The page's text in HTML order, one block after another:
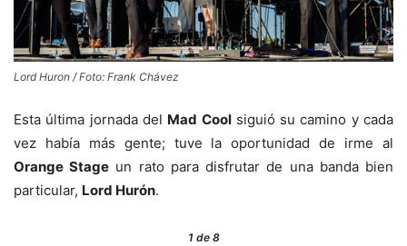
Lord Huron / Foto: Frank Chávez
Esta última jornada del Mad Coolsiguió su camino y cada
vez había más gente; tuve la oportunidad de irme al
Orange Stage un rato para disfrutar de una banda bien
particular, Lord Hurón.
1de 8